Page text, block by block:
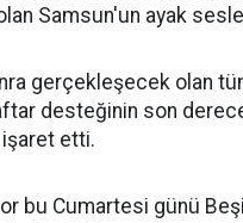
Samsun'un ayak
gerçekleşecek olan
desteğinin son
etti.
bu Cumartesi günü